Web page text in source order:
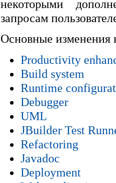
некоторыми
запросам
Основные изменения
Productivity
Build system
Runtime
Debugger
UML
JBuilder Test
Refactoring
Javadoc
Deployment